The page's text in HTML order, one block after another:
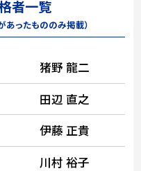
者一覧
あったもののみ掲載）
猪野 龍二
田辺 直之
伊藤 正貴
川村 裕子